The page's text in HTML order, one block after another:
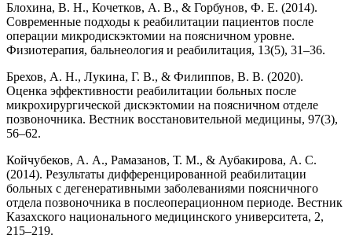
Блохина, В. Н., Кочетков, А. В., & Горбунов, Ф. Е. (2014).
Современные подходы к реабилитации пациентов после
операции микродискэктомии на поясничном уровне.
Физиотерапия, бальнеология и реабилитация, 13(5), 31–36.
Брехов, А. Н., Лукина, Г. В., & Филиппов, В. В. (2020).
Оценка эффективности реабилитации больных после
микрохирургической дискэктомии на поясничном отделе
позвоночника. Вестник восстановительной медицины, 97(3),
56–62.
Койчубеков, А. А., Рамазанов, Т. М., & Аубакирова, А. С.
(2014). Результаты дифференцированной реабилитации
больных с дегенеративными заболеваниями поясничного
отдела позвоночника в послеоперационном периоде. Вестник
Казахского национального медицинского университета, 2,
215–219.